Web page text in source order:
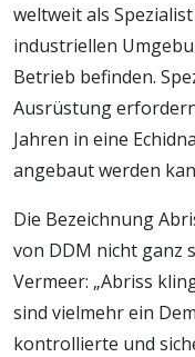
weltweit als
industriellen
Betrieb befinden.
Ausrüstung
Jahren in eine
angebaut werden
Die Bezeichnung
von DDM nicht ganz
Vermeer: „Abriss
sind vielmehr ein
kontrollierte und